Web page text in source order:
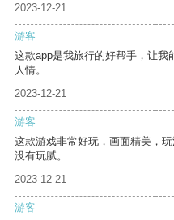
2023-12-21
游客
这款app是我旅行的好帮手，让
人情。
2023-12-21
游客
这款游戏非常好玩，画面精美，
没有玩腻。
2023-12-21
游客